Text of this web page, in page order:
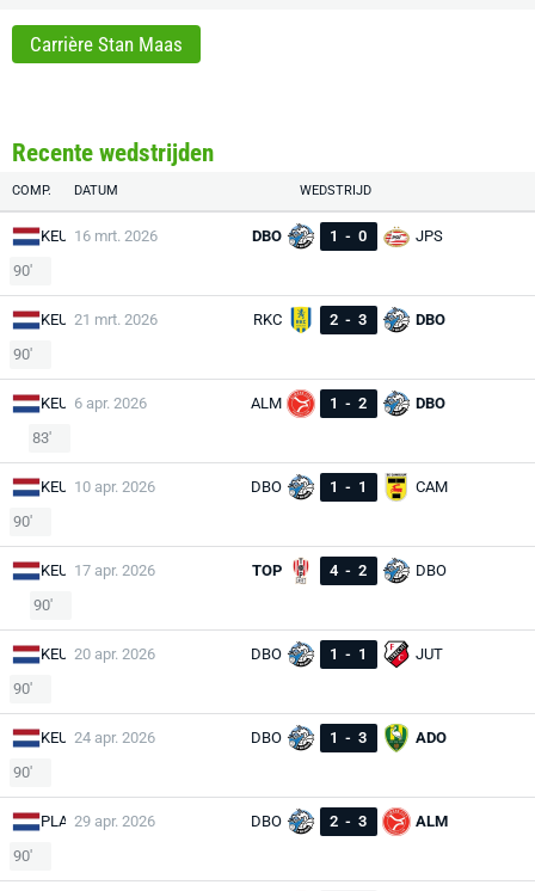
Carrière Stan Maas
Recente wedstrijden
COMP. DATUM WEDSTRIJD
KEU 16 mrt. 2026 DBO 1 - 0
JPS
90'
KEU 21 mrt. 2026 RKC 2 - 3
DBO
90'
KEU 6 apr. 2026 ALM 1 - 2
DBO
83'
KEU 10 apr. 2026 DBO 1 - 1
CAM
90'
KEU 17 apr. 2026 TOP 4 - 2
DBO
90'
KEU 20 apr. 2026 DBO 1 - 1
JUT
90'
KEU 24 apr. 2026 DBO 1 - 3
ADO
90'
PLA 29 apr. 2026 DBO 2 - 3
ALM
90'